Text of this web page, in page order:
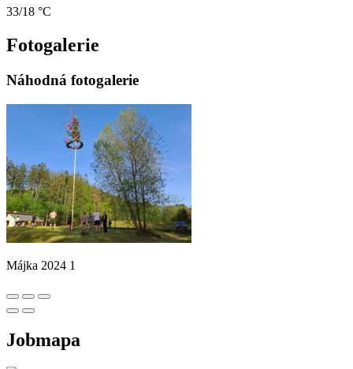
33/18 °C
Fotogalerie
Náhodná fotogalerie
Májka 2024 1
Jobmapa